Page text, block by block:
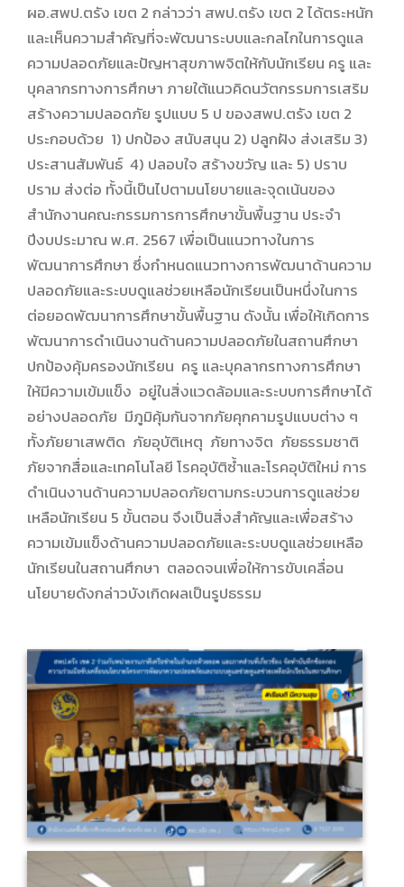
ผอ.สพป.ตรัง เขต 2 กล่าวว่า สพป.ตรัง เขต 2 ได้ตระหนัก
และเห็นความสำคัญที่จะพัฒนาระบบและกลไกในการดูแล
ความปลอดภัยและปัญหาสุขภาพจิตให้กับนักเรียน ครู และ
บุคลากรทางการศึกษา ภายใต้แนวคิดนวัตกรรมการเสริม
สร้างความปลอดภัย รูปแบบ 5 ป ของสพป.ตรัง เขต 2
ประกอบด้วย 1) ปกป้อง สนับสนุน 2) ปลูกฝัง ส่งเสริม 3)
ประสานสัมพันธ์ 4) ปลอบใจ สร้างขวัญ และ 5) ปราบ
ปราม ส่งต่อ ทั้งนี้เป็นไปตามนโยบายและจุดเน้นของ
สำนักงานคณะกรรมการการศึกษาขั้นพื้นฐาน ประจำ
ปีงบประมาณ พ.ศ. 2567 เพื่อเป็นแนวทางในการ
พัฒนาการศึกษา ซึ่งกำหนดแนวทางการพัฒนาด้านความ
ปลอดภัยและระบบดูแลช่วยเหลือนักเรียนเป็นหนึ่งในการ
ต่อยอดพัฒนาการศึกษาขั้นพื้นฐาน ดังนั้น เพื่อให้เกิดการ
พัฒนาการดำเนินงานด้านความปลอดภัยในสถานศึกษา
ปกป้องคุ้มครองนักเรียน ครู และบุคลากรทางการศึกษา
ให้มีความเข้มแข็ง อยู่ในสิ่งแวดล้อมและระบบการศึกษาได้
อย่างปลอดภัย มีภูมิคุ้มกันจากภัยคุกคามรูปแบบต่าง ๆ
ทั้งภัยยาเสพติด ภัยอุบัติเหตุ ภัยทางจิต ภัยธรรมชาติ
ภัยจากสื่อและเทคโนโลยี โรคอุบัติซ้ำและโรคอุบัติใหม่ การ
ดำเนินงานด้านความปลอดภัยตามกระบวนการดูแลช่วย
เหลือนักเรียน 5 ขั้นตอน จึงเป็นสิ่งสำคัญและเพื่อสร้าง
ความเข้มแข็งด้านความปลอดภัยและระบบดูแลช่วยเหลือ
นักเรียนในสถานศึกษา ตลอดจนเพื่อให้การขับเคลื่อน
นโยบายดังกล่าวบังเกิดผลเป็นรูปธรรม